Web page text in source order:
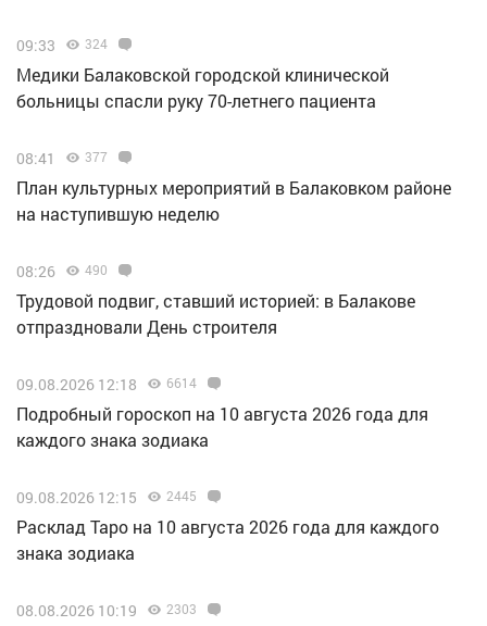
09:33 324
Медики Балаковской городской клинической
больницы спасли руку 70-летнего пациента
08:41 377
План культурных мероприятий в Балаковком районе
на наступившую неделю
08:26 490
Трудовой подвиг, ставший историей: в Балакове
отпраздновали День строителя
09.08.2026 12:18 6614
Подробный гороскоп на 10 августа 2026 года для
каждого знака зодиака
09.08.2026 12:15 2445
Расклад Таро на 10 августа 2026 года для каждого
знака зодиака
08.08.2026 10:19 2303